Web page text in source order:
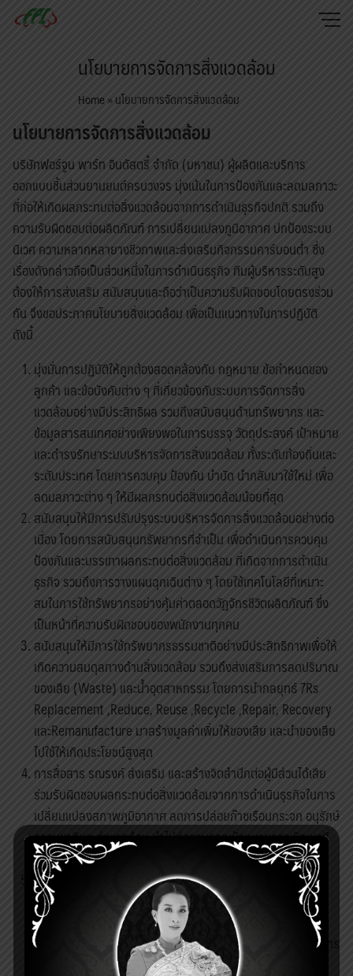
Skip
นักลงทุนสัมพันธ์
ติดต่อเรา
ไทย
English
นโยบายการจัดการสิ่งแวดล้อม
Home »นโยบายการจัดการสิ่งแวดล้อม
นโยบายการจัดการสิ่งแวดล้อม
บริษัทฟอร์จูน พาร์ท อินดัสตรี้ จำกัด (มหาชน) ผู้ผลิตและบริการ
ออกแบบชิ้นส่วนยานยนต์ครบวงจร มุ่งเน้นในการป้องกันและลดมลภาวะ
ที่ก่อให้เกิดผลกระทบต่อสิ่งแวดล้อมจากการดำเนินธุรกิจปกติ รวมถึง
ความรับผิดชอบต่อผลิตภัณฑ์ การเปลี่ยนแปลงภูมิอากาศ ปกป้องระบบ
นิเวศ ความหลากหลายางชีวภาพและส่งเสริมกิจกรรมคาร์บอนต่ำ ซึ่ง
เรื่องดังกล่าวถือเป็นส่วนหนึ่งในการดำเนินธรุกิจ ทีมผู้บริหารระดับสูง
ต้องให้การส่งเสริม สนับสนุนและถือว่าเป็นความรับผิดชอบโดยตรงร่วม
กัน จึงขอประกาศนโยบายสิ่งแวดล้อม เพื่อเป็นแนวทางในการปฏิบัติ
ดังนี้
มุ่งมั่นการปฏิบัติให้ถูกต้องสอดคล้องกับ กฎหมาย ข้อกำหนดของ
ลูกค้า และข้อบังคับต่าง ๆ ที่เกี่ยวข้องกับระบบการจัดการสิ่ง
แวดล้อมอย่างมีประสิทธิผล รวมถึงสนับสนุนด้านทรัพยากร และ
ข้อมูลสารสนเทศอย่างเพียงพอในการบรรจุ วัตถุประสงค์ เป้าหมาย
และดำรงรักษาระบบบริหารจัดการสิ่งแวดล้อม ทั้งระดับท้องถิ่นและ
ระดับประเทศ โดยการควบคุม ป้องกัน บำบัด นำกลับมาใช้ใหม่ เพื่อ
ลดมลภาวะต่าง ๆ ให้มีผลกรทบต่อสิ่งแวดล้อมน้อยที่สุด
สนับสนุนให้มีการปรับปรุงระบบบริหารจัดการสิ่งแวดล้อมอย่างต่อ
เนื่อง โดยการสนับสนุนทรัพยากรที่จำเป็น เพื่อดำเนินการควบคุม
ป้องกันและบรรเทาผลกระทบต่อสิ่งแวดล้อม ที่เกิดจากการดำเนิน
ธุรกิจ รวมถึงการวางแผนฉุกเฉินต่าง ๆ โดยใช้เทคโนโลยีที่เหมาะ
สมในการใช้ทรัพยากรอย่างคุ้มค่าตลอดวัฏจักรชีวิตผลิตภัณฑ์ ซึ่ง
เป็นหน้าที่ความรับผิดชอบของพนักงานทุกคน
สนับสนุนให้มีการใช้ทรัพยากรธรรมชาติอย่างมีประสิทธิภาพเพื่อให้
เกิดความสมดุลทางด้านสิ่งแวดล้อม รวมถึงส่งเสริมการลดปริมาณ
ของเสีย (Waste) และน้ำอุตสาหกรรม โดยการนำกลยุทธ์ 7Rs
Replacement ,Reduce, Reuse ,Recycle ,Repair, Recovery
และRemanufacture มาสร้างมูลค่าเพิ่มให้ของเสีย และนำของเสีย
ไปใช้ให้เกิดประโยชน์สูงสุด
การสื่อสาร รณรงค์ ส่งเสริม และสร้างจิตสำนึกต่อผู้มีส่วนได้เสีย
ร่วมรับผิดชอบผลกระทบต่อสิ่งแวดล้อมจากการดำเนินธุรกิจในการ
เปลี่ยนแปลงสภาพภูมิอากาศ ลดการปล่อยก๊าซเรือนกระจก อนุรักษ์
ธรรมชาติและส่งแวดล้อม นำไปสู่การบรรลุเป้าหมายการพัฒนาที่
ยั่งยืนของโลก (SDG)
5. กำหนดวัตถุประสงค์ กลยุทธ์ แผนงานและเป้าหมายในการ
ทำงานด้านสิ่งแวดล้อม ด้านการเปลี่ยนแปลงสภาพภูมิอากาศ ลด
การปล่อยก๊าซเรือนกระจก โดยดำเนินการติดตาม ทบทวนการ
ปฏิบัติงาน และส่งเสริมให้มีการพัฒนาปรับปรุงอย่างต่อเนื่องในการ
พัฒนาธุรกิจคาร์บอนต่ำ